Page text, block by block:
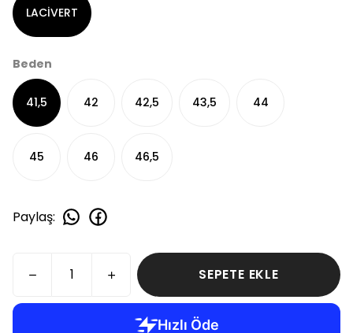
LACİVERT
Beden
41,5 42 42,5 43,5 44
45 46 46,5
Paylaş:
SEPETE EKLE